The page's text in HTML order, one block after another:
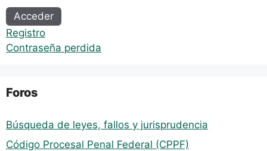
Alternative:
Acceder
Registro
Contraseña perdida
Foros
Búsqueda de leyes, fallos y jurisprudencia
Código Procesal Penal Federal (CPPF)